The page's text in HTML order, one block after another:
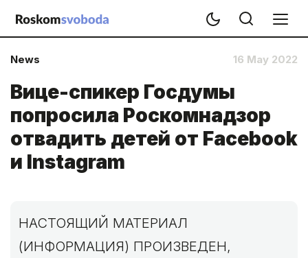
News 16 May 2022
Вице-спикер Госдумы
попросила Роскомнадзор
отвадить детей от Facebook
и Instagram
НАСТОЯЩИЙ МАТЕРИАЛ
(ИНФОРМАЦИЯ) ПРОИЗВЕДЕН,